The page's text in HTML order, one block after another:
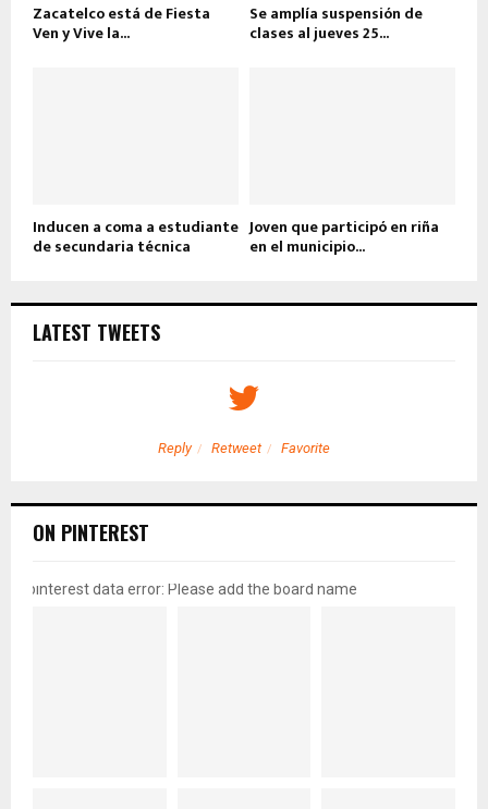
Zacatelco está de Fiesta
Ven y Vive la...
Se amplía suspensión de
clases al jueves 25...
Inducen a coma a estudiante
de secundaria técnica
Joven que participó en riña
en el municipio...
LATEST TWEETS
Reply Retweet Favorite
ON PINTEREST
pinterest data error: Please add the board name